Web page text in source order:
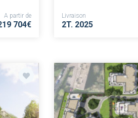
A partir de
704€
Livraison
2T. 2025